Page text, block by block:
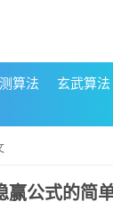
算法 玄武算法
赢公式的简